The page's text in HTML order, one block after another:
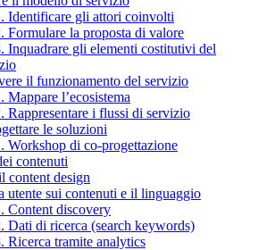
Identificare gli attori coinvolti
Formulare la proposta di valore
Inquadrare gli elementi costitutivi del
il funzionamento del servizio
Mappare l’ecosistema
Rappresentare i flussi di servizio
le soluzioni
Workshop di co-progettazione
contenuti
content design
utente sui contenuti e il linguaggio
Content discovery
Dati di ricerca (search keywords)
Ricerca tramite analytics